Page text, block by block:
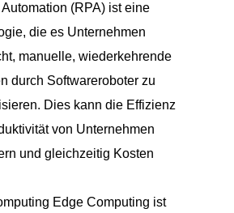
Automation (RPA) ist eine
die es Unternehmen
manuelle, wiederkehrende
durch Softwareroboter zu
Dies kann die Effizienz
von Unternehmen
und gleichzeitig Kosten
Edge Computing ist